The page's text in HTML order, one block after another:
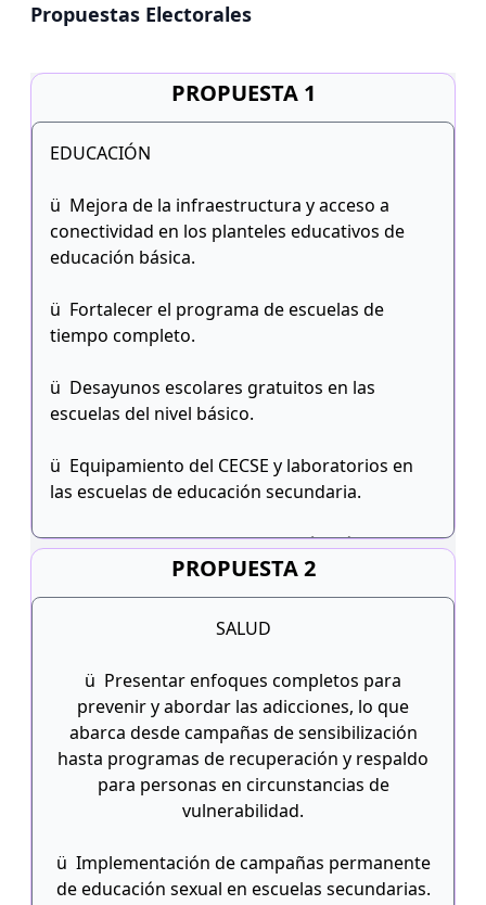
Propuestas Electorales
PROPUESTA 1
EDUCACIÓN
ü Mejora de la infraestructura y acceso a
conectividad en los planteles educativos de
educación básica.
ü Fortalecer el programa de escuelas de
tiempo completo.
ü Desayunos escolares gratuitos en las
escuelas del nivel básico.
ü Equipamiento del CECSE y laboratorios en
las escuelas de educación secundaria.
ü Que cada escuela de educación básica
cuente, entre su personal con psicólogo y
trabajador social.
PROPUESTA 2
SALUD
ü Presentar enfoques completos para
prevenir y abordar las adicciones, lo que
abarca desde campañas de sensibilización
hasta programas de recuperación y respaldo
para personas en circunstancias de
vulnerabilidad.
ü Implementación de campañas permanente
de educación sexual en escuelas secundarias.